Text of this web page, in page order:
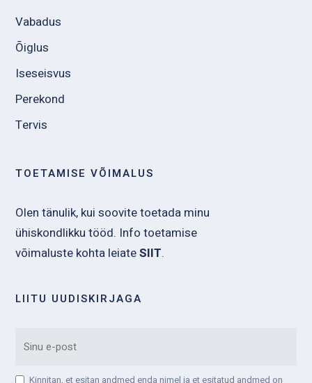
Vabadus
Õiglus
Iseseisvus
Perekond
Tervis
TOETAMISE VÕIMALUS
Olen tänulik, kui soovite toetada minu
ühiskondlikku tööd. Info toetamise
võimaluste kohta leiateSIIT.
LIITU UUDISKIRJAGA
Kinnitan, et esitan andmed enda nimel ja et esitatud andmed on